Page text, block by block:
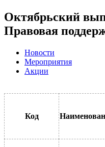
Октябрьский
Правовая
Новости
Мероприятия
Акции
Код